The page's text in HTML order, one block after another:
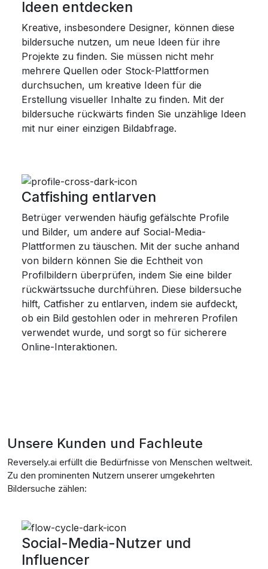
Ideen entdecken
Kreative, insbesondere Designer, können diese
bildersuche nutzen, um neue Ideen für ihre
Projekte zu finden. Sie müssen nicht mehr
mehrere Quellen oder Stock-Plattformen
durchsuchen, um kreative Ideen für die
Erstellung visueller Inhalte zu finden. Mit der
bildersuche rückwärts finden Sie unzählige Ideen
mit nur einer einzigen Bildabfrage.
Catfishing entlarven
Betrüger verwenden häufig gefälschte Profile
und Bilder, um andere auf Social-Media-
Plattformen zu täuschen. Mit der suche anhand
von bildern können Sie die Echtheit von
Profilbildern überprüfen, indem Sie eine bilder
rückwärtssuche durchführen. Diese bildersuche
hilft, Catfisher zu entlarven, indem sie aufdeckt,
ob ein Bild gestohlen oder in mehreren Profilen
verwendet wurde, und sorgt so für sicherere
Online-Interaktionen.
Unsere Kunden und Fachleute
Reversely.ai erfüllt die Bedürfnisse von Menschen weltweit.
Zu den prominenten Nutzern unserer umgekehrten
Bildersuche zählen:
Social-Media-Nutzer und
Influencer